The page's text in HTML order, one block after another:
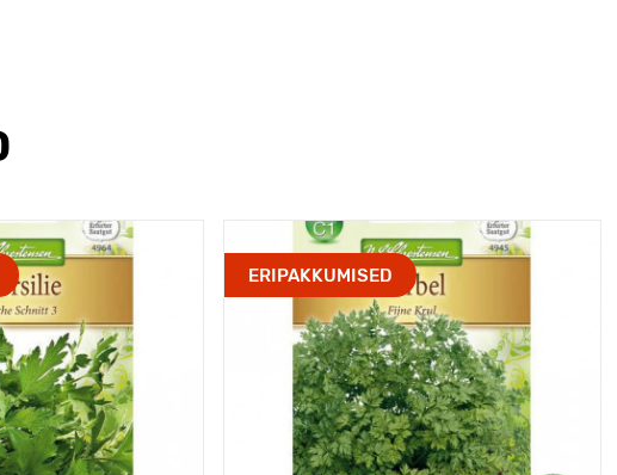
ERIPAKKUMISED